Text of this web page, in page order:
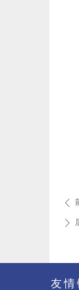
ꄴ
ꄲ
友情